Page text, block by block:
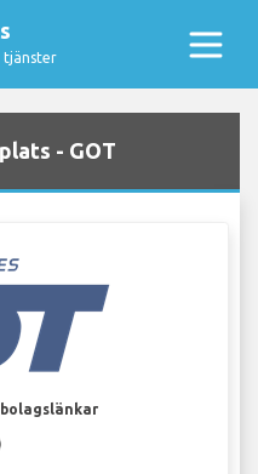
tjänster
- GOT